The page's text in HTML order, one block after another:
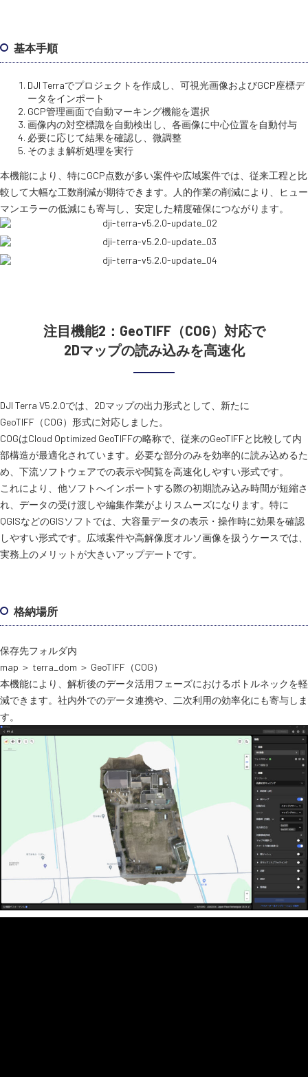
基本手順
DJI Terraでプロジェクトを作成し、可視光画像およびGCP座標デ
ータをインポート
GCP管理画面で自動マーキング機能を選択
画像内の対空標識を自動検出し、各画像に中心位置を自動付与
必要に応じて結果を確認し、微調整
そのまま解析処理を実行
本機能により、特にGCP点数が多い案件や広域案件では、従来工程と比
較して大幅な工数削減が期待できます。人的作業の削減により、ヒュー
マンエラーの低減にも寄与し、安定した精度確保につながります。
注目機能2：GeoTIFF（COG）対応で
2Dマップの読み込みを高速化
DJI Terra V5.2.0では、2Dマップの出力形式として、新たに
GeoTIFF（COG）形式に対応しました。
COGはCloud Optimized GeoTIFFの略称で、従来のGeoTIFFと比較して内
部構造が最適化されています。必要な部分のみを効率的に読み込めるた
め、下流ソフトウェアでの表示や閲覧を高速化しやすい形式です。
これにより、他ソフトへインポートする際の初期読み込み時間が短縮さ
れ、データの受け渡しや編集作業がよりスムーズになります。特に
QGISなどのGISソフトでは、大容量データの表示・操作時に効果を確認
しやすい形式です。広域案件や高解像度オルソ画像を扱うケースでは、
実務上のメリットが大きいアップデートです。
格納場所
保存先フォルダ内
map ＞ terra_dom ＞ GeoTIFF（COG）
本機能により、解析後のデータ活用フェーズにおけるボトルネックを軽
減できます。社内外でのデータ連携や、二次利用の効率化にも寄与しま
す。